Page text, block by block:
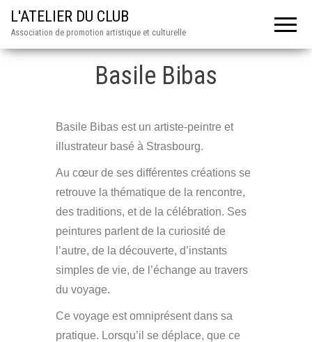
L'ATELIER DU CLUB
Association de promotion artistique et culturelle
Basile Bibas
Basile Bibas est un artiste-peintre et
illustrateur basé à Strasbourg.
Au cœur de ses différentes créations se
retrouve la thématique de la rencontre,
des traditions, et de la célébration. Ses
peintures parlent de la curiosité de
l’autre, de la découverte, d’instants
simples de vie, de l’échange au travers
du voyage.
Ce voyage est omniprésent dans sa
pratique. Lorsqu’il se déplace, que ce